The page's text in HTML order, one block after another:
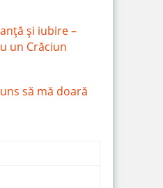
și iubire –
un Crăciun
să mă doară